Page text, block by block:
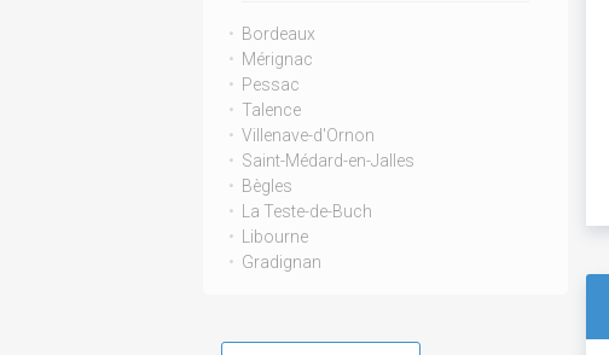
Bordeaux
Mérignac
Pessac
Talence
Villenave-d'Ornon
Saint-Médard-en-Jalles
Bègles
La Teste-de-Buch
Libourne
Gradignan